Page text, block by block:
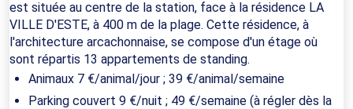
est située au centre de la station, face à la résidence LA
VILLE D'ESTE, à 400 m de la plage. Cette résidence, à
l'architecture arcachonnaise, se compose d'un étage où
sont répartis 13 appartements de standing.
Animaux 7 €/animal/jour ; 39 €/animal/semaine
Parking couvert 9 €/nuit ; 49 €/semaine (à régler dès la